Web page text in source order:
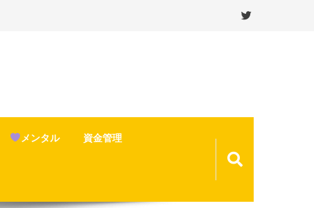
メンタル 資金管理